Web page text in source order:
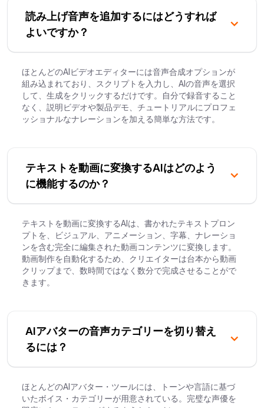
読み上げ音声を追加するにはどうすれば
よいですか？
ほとんどのAIビデオエディターには音声合成オプションが
組み込まれており、スクリプトを入力し、AIの音声を選択
して、生成をクリックするだけです。自分で録音すること
なく、説明ビデオや製品デモ、チュートリアルにプロフェ
ッショナルなナレーションを加える簡単な方法です。
テキストを動画に変換するAIはどのよう
に機能するのか？
テキストを動画に変換するAIは、書かれたテキストプロン
プトを、ビジュアル、アニメーション、字幕、ナレーショ
ンを含む完全に編集された動画コンテンツに変換します。
動画制作を自動化するため、クリエイターは台本から動画
クリップまで、数時間ではなく数分で完成させることがで
きます。
AIアバターの音声カテゴリーを切り替え
るには？
ほとんどのAIアバター・ツールには、トーンや言語に基づ
いたボイス・カテゴリーが用意されている。完璧な声優を